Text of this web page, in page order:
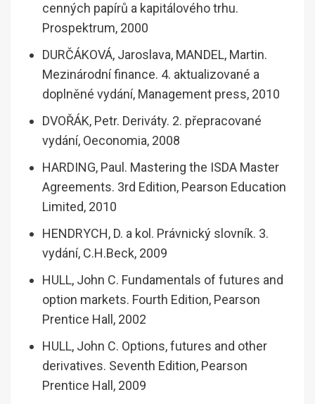
cenných papírů a kapitálového trhu.
Prospektrum, 2000
DURČÁKOVÁ, Jaroslava, MANDEL, Martin.
Mezinárodní finance. 4. aktualizované a
doplněné vydání, Management press, 2010
DVOŘÁK, Petr. Deriváty. 2. přepracované
vydání, Oeconomia, 2008
HARDING, Paul. Mastering the ISDA Master
Agreements. 3rd Edition, Pearson Education
Limited, 2010
HENDRYCH, D. a kol. Právnický slovník. 3.
vydání, C.H.Beck, 2009
HULL, John C. Fundamentals of futures and
option markets. Fourth Edition, Pearson
Prentice Hall, 2002
HULL, John C. Options, futures and other
derivatives. Seventh Edition, Pearson
Prentice Hall, 2009